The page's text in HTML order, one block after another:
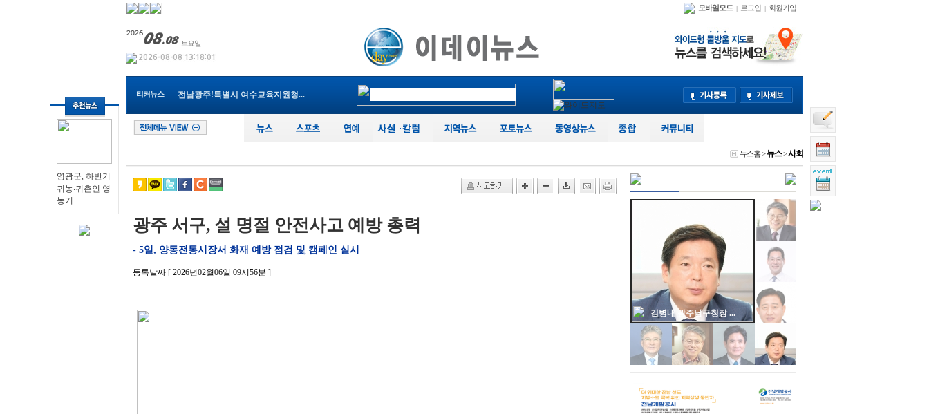
영광군, 하반기
귀농‧귀촌인 영
농기...
모바일모드 로그인 회원가입
티커뉴스
Y-식자재마트 나주점, 지역 인재...
광주특별시 남구, 조선대 교직원...
전남광주!특별시 여수교육지원청...
전남광주특별시, 해남서 국내 최...
장성군 “내년도 외국인 계절근...
영광군, 하반기 귀농‧귀촌...
뉴스홈>뉴스>사회
광주 서구, 설 명절 안전사고 예방 총력
- 5일, 양동전통시장서 화재 예방 점검 및 캠페인 실시
등록날짜 [ 2026년02월06일 09시56분 ]
김대중 광주통합특별...